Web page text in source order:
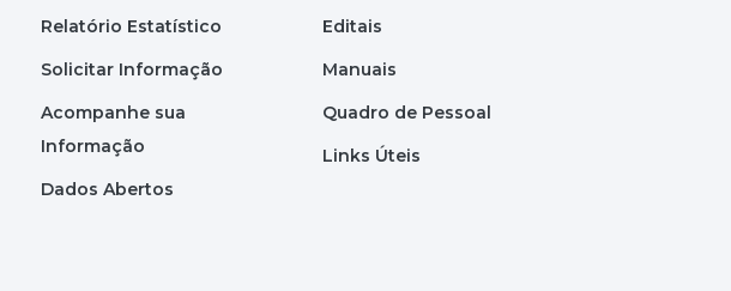
Relatório Estatístico
Solicitar Informação
Acompanhe sua
Informação
Dados Abertos
Editais
Manuais
Quadro de Pessoal
Links Úteis